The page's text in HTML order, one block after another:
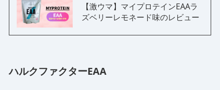
【激ウマ】マイプロテインEAAラ
ズベリーレモネード味のレビュー
ハルクファクターEAA